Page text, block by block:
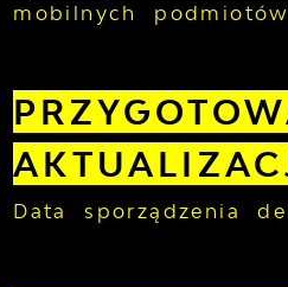
mobilnych
Data sporządzenia